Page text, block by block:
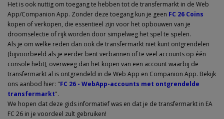
Het is ook nuttig om toegang te hebben tot de transfermarkt in de Web
App/Companion App. Zonder deze toegang kun je geen FC 26 Coins
kopen of verkopen, die essentieel zijn voor het opbouwen van je
droomselectie of rijk worden door simpelweg het spel te spelen.
Als je om welke reden dan ook de transfermarkt niet kunt ontgrendelen
(bijvoorbeeld als je eerder bent verbannen of te veel accounts op één
console hebt), overweeg dan het kopen van een account waarbij de
transfermarkt al is ontgrendeld in de Web App en Companion App. Bekijk
ons aanbod hier: "FC 26 - WebApp-accounts met ontgrendelde
transfermarkt".
We hopen dat deze gids informatief was en dat je de transfermarkt in EA
FC 26 in je voordeel zult gebruiken!